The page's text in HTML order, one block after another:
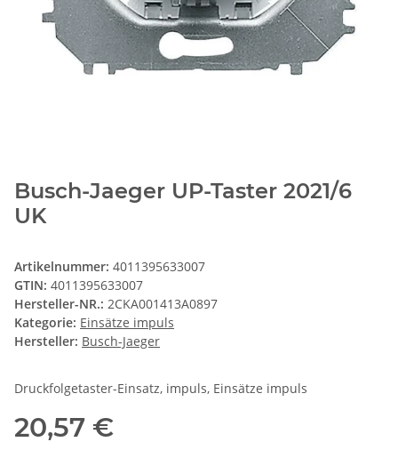
Busch-Jaeger UP-Taster 2021/6
UK
Artikelnummer: 4011395633007
GTIN: 4011395633007
Hersteller-NR.: 2CKA001413A0897
Kategorie: Einsätze impuls
Hersteller: Busch-Jaeger
Druckfolgetaster-Einsatz, impuls, Einsätze impuls
20,57 €